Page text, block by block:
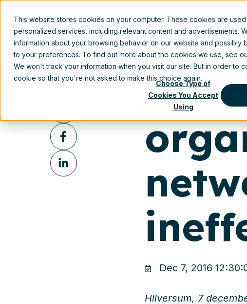
This website stores cookies on your computer. These cookies are
personalized services, including relevant content and advertisements.
information about your browsing behavior on our website and possibly
to your preferences. To find out more about the cookies we use, see
We won't track your information when you visit our site. But in order to
cookie so that you're not asked to make this choice again.
Choose Type of
Cookies You Accept
Using
Dec 7, 2016
Hilversum, 7
Share this
on
X
Share
on
Facebook
Share
on